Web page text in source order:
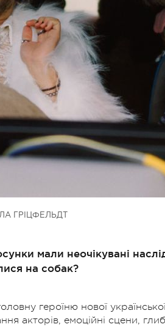
ГРІЦФЕЛЬДТ
мали неочікувані
на собак?
героїню нової
акторів, емоційні сцени,